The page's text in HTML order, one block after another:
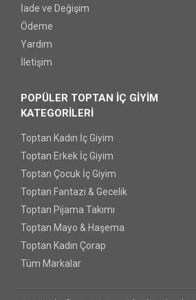
İade ve Değişim
Ödeme
Yardım
İletişim
POPÜLER TOPTAN İÇ GİYİM
KATEGORİLERİ
Toptan Kadın İç Giyim
Toptan Erkek İç Giyim
Toptan Çocuk İç Giyim
Toptan Fantazi & Gecelik
Toptan Pijama Takımı
Toptan Mayo & Haşema
Toptan Kadın Çorap
Tüm Markalar